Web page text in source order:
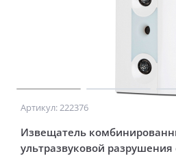
Артикул: 222376
Извещатель
ультразвуковой разрушения